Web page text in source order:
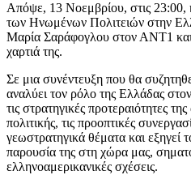
Απόψε, 13 Νοεμβρίου, στις 23:00,
των Ηνωμένων Πολιτειών στην
Μαρία Σαράφογλου στον ΑΝΤ1 και
χαρτιά της.
Σε μια συνέντευξη που θα
αναλύει τον ρόλο της Ελλάδας
τις στρατηγικές προτεραιότητες
πολιτικής, τις προοπτικές
γεωστρατηγικά θέματα και εξηγεί
παρουσία της στη χώρα μας,
ελληνοαμερικανικές σχέσεις.